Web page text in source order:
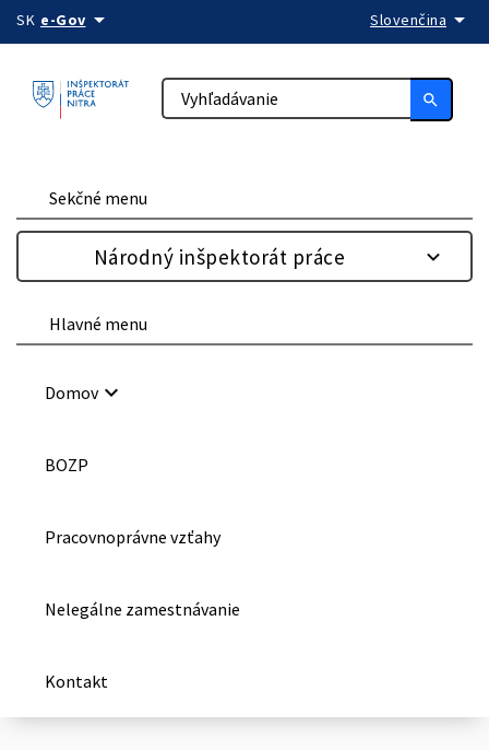
Preskočiť na obsah
SK e-Govarrow_drop_down Slovenčina arrow_drop_down
search
Sekčné menu
Národný inšpektorát práce
Hlavné menu
Domovkeyboard_arrow_down
BOZP
Pracovnoprávne vzťahy
Nelegálne zamestnávanie
Kontakt